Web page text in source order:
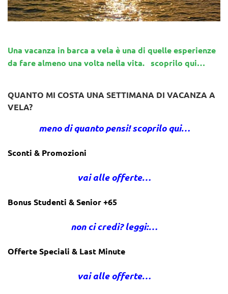
Una vacanza in barca a vela è una di quelle esperienze
da fare almeno una volta nella vita. scoprilo qui…
QUANTO MI COSTA UNA SETTIMANA DI VACANZA A
VELA?
meno di quanto pensi! scoprilo qui…
Sconti & Promozioni
vai alle offerte…
Bonus Studenti & Senior +65
non ci credi? leggi:…
Offerte Speciali & Last Minute
vai alle offerte…